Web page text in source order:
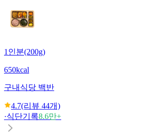
1인분(200g)
650kcal
구내식당 백반
4.7(리뷰 44개)
·식단기록8.6만+